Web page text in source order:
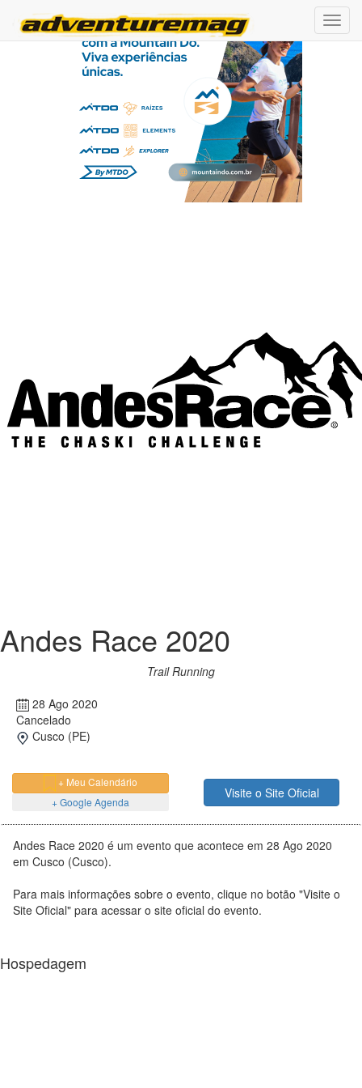
Andes Race 2020
Trail Running
28 Ago 2020
Cancelado
Cusco (PE)
+ Meu Calendário
+ Google Agenda
Visite o Site Oficial
Andes Race 2020 é um evento que acontece em 28 Ago 2020
em Cusco (Cusco).
Para mais informações sobre o evento, clique no botão "Visite o
Site Oficial" para acessar o site oficial do evento.
Hospedagem